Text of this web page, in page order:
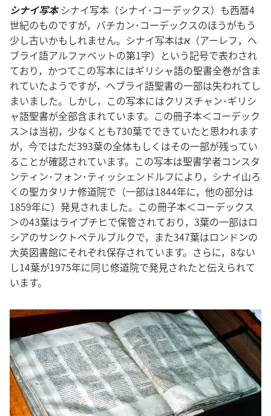
シナイ写本シナイ写本（シナイ･コーデックス）も西暦4
世紀のものですが，バチカン･コーデックスのほうがもう
少し古いかもしれません。シナイ写本はא（アーレフ，ヘ
ブライ語アルファベットの第1字）という記号で表わされ
ており，かつてこの写本にはギリシャ語の聖書全巻が含ま
れていたようですが，ヘブライ語聖書の一部は失われてし
まいました。しかし，この写本にはクリスチャン･ギリシ
ャ語聖書が全部含まれています。この冊子本＜コーデック
ス＞は当初，少なくとも730葉でできていたと思われます
が，今ではただ393葉の全体もしくはその一部が残ってい
ることが確認されています。この写本は聖書学者コンスタ
ンティン･フォン･ティッシェンドルフにより，シナイ山ろ
くの聖カタリナ修道院で（一部は1844年に，他の部分は
1859年に）発見されました。この冊子本＜コーデックス
＞の43葉はライプチヒで保管されており，3葉の一部はロ
シアのサンクトペテルブルクで，また347葉はロンドンの
大英図書館にそれぞれ保存されています。さらに，8ない
し14葉が1975年に同じ修道院で発見されたと伝えられて
います。